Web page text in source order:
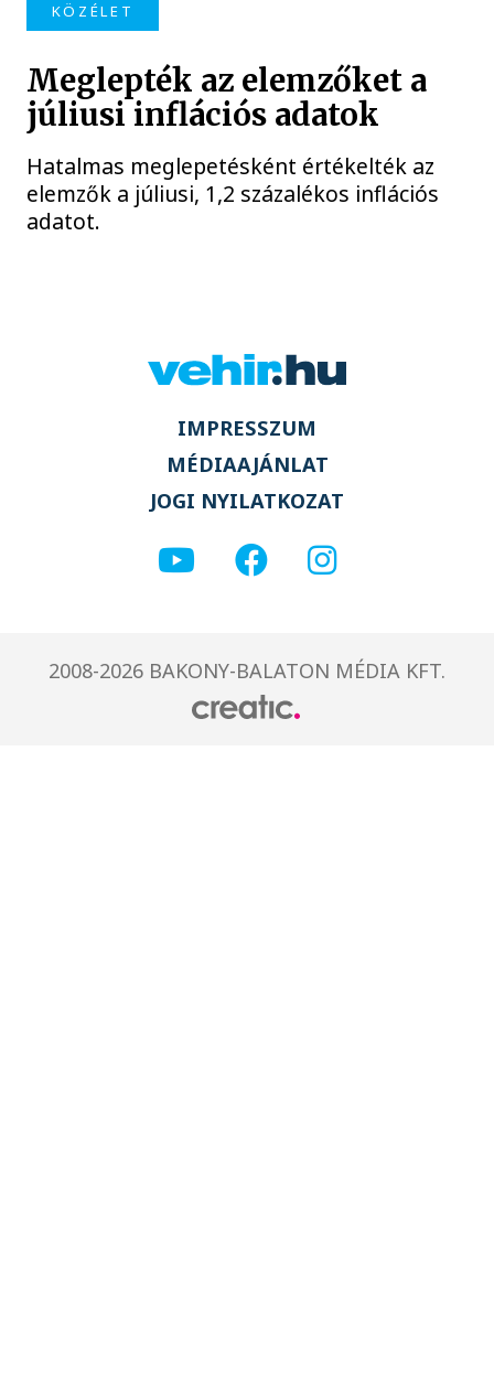
KÖZÉLET
Meglepték az elemzőket a
júliusi inflációs adatok
Hatalmas meglepetésként értékelték az
elemzők a júliusi, 1,2 százalékos inflációs
adatot.
IMPRESSZUM
MÉDIAAJÁNLAT
JOGI NYILATKOZAT
2008-2026 BAKONY-BALATON MÉDIA KFT.